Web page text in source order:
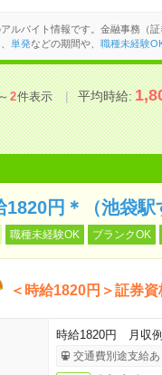
ルバイト情報です。金融事務（証
単発などの期間や、 職種未経験
2件表示 平均時給:
1820円＊（池袋
職種未経験OK ブランクOK
＜時給1820円＞証券
時給1820円 月収
交通費別途支給あ